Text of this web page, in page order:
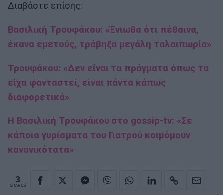
Διαβάστε επίσης:
Βασιλική Τρουφάκου: «Ένιωθα ότι πέθαινα,
έκανα εμετούς, τράβηξα μεγάλη ταλαιπωρία»
Τρουφάκου: «Δεν είναι τα πράγματα όπως τα
είχα φανταστεί, είναι πάντα κάπως
διαφορετικά»
Η Βασιλική Τρουφάκου στο gossip-tv: «Σε
κάποια γυρίσματα του Γιατρού κοιμόμουν
κανονικότατα»
3
SHARES